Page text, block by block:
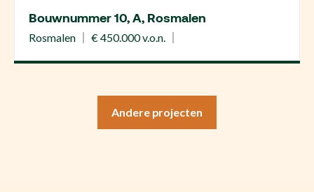
Bouwnummer 10, A, Rosmalen
Rosmalen € 450.000 v.o.n.
Andere projecten